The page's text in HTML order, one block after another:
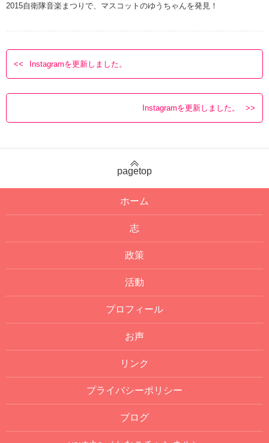
2015自衛隊音楽まつりで、マスコットのゆうちゃんを発見！
Instagramを更新しました。
Instagramを更新しました。
pagetop
ホーム
志
政策
活動
プロフィール
お声
リンク
プライバシーポリシー
ブログ